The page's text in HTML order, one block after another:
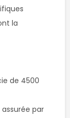
la
de 4500
par